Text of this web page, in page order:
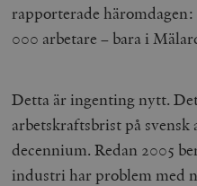
rapporterade häromdagen:
000 arbetare – bara i
Detta är ingenting nytt.
arbetskraftsbrist på
decennium. Redan 2005
industri har problem med